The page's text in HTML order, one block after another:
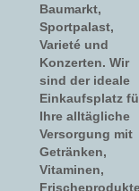
Baumarkt,
Sportpalast,
Varieté und
Konzerten. Wir
sind der ideale
Einkaufsplatz
Ihre alltägliche
Versorgung mit
Getränken,
Vitaminen,